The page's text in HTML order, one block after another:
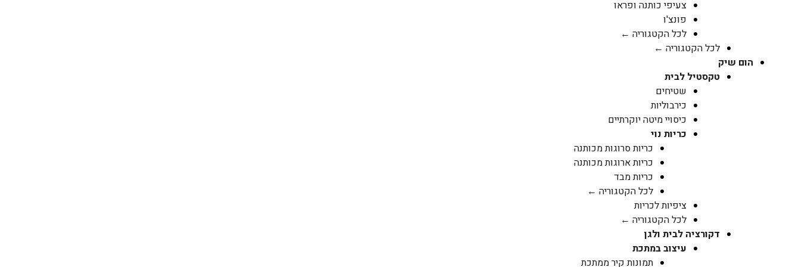
צעיפי כותנה ופראו
פונצ'ו
לכל הקטגוריה ←
לכל הקטגוריה ←
הום שיק
טקסטיל לבית
שטיחים
כירבוליות
כיסויי מיטה יוקרתיים
כריות נוי
כריות סרוגות מכותנה
כריות ארוגות מכותנה
כריות מבד
לכל הקטגוריה ←
ציפיות לכריות
לכל הקטגוריה ←
דקורציה לבית ולגן
עיצוב במתכת
תמונות קיר ממתכת